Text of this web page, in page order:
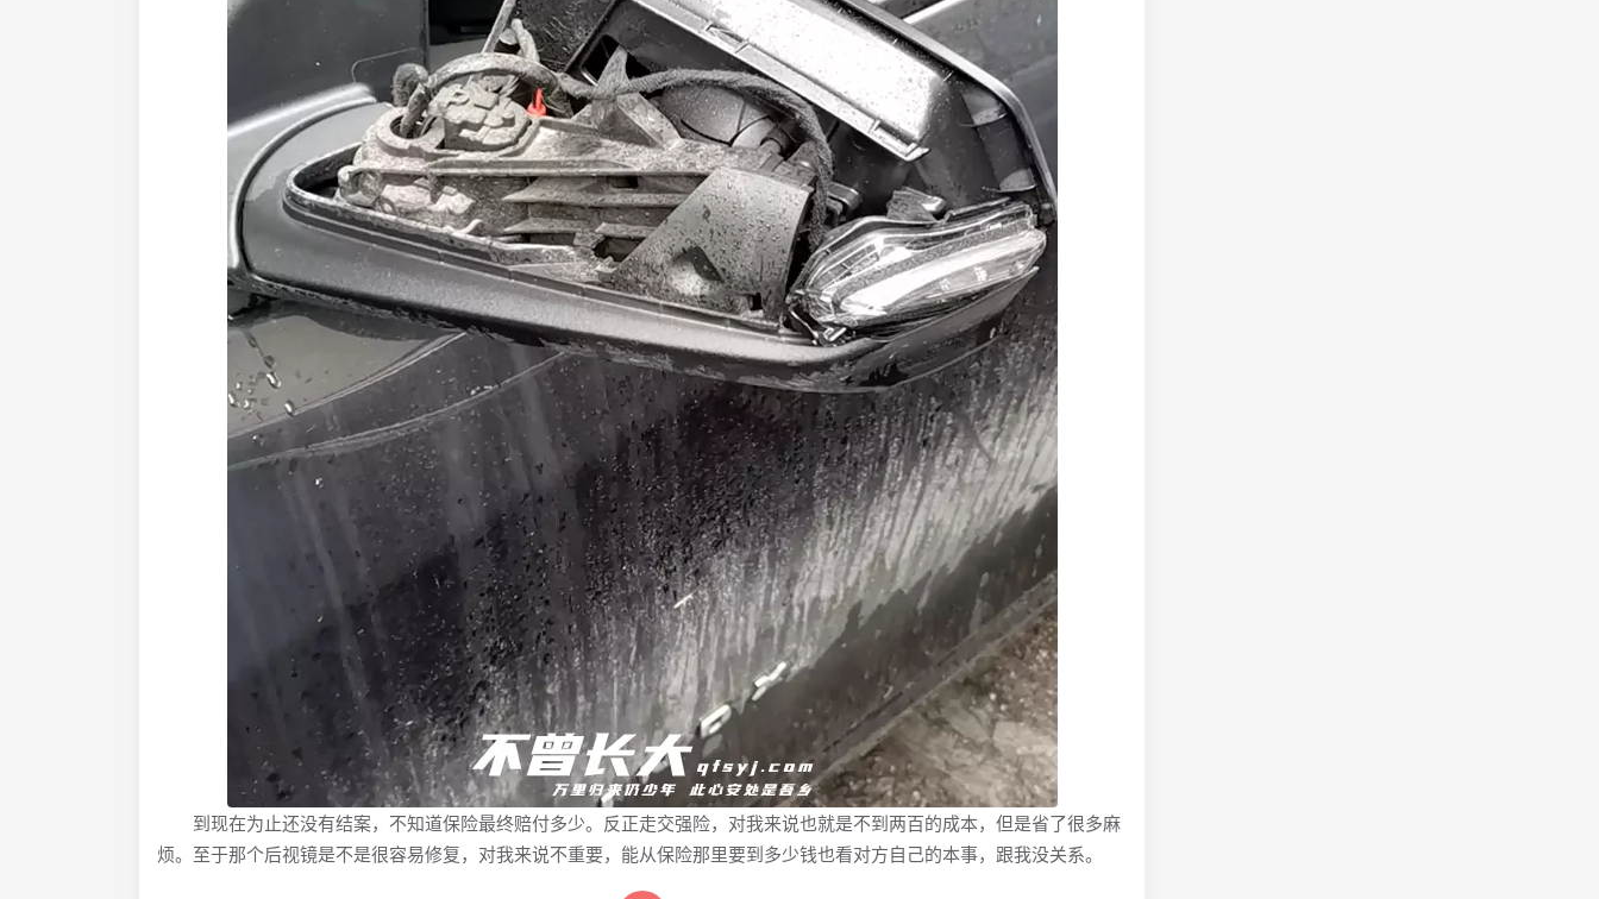
到现在为止还没有结案，不知道保险最终赔付多少。反正走交强险，对我来说也就是不到两百的成本，但是省了很多麻
烦。至于那个后视镜是不是很容易修复，对我来说不重要，能从保险那里要到多少钱也看对方自己的本事，跟我没关系。